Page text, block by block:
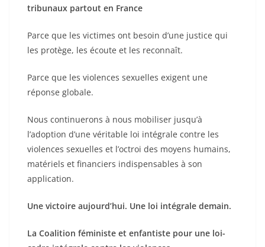
tribunaux partout en France
Parce que les victimes ont besoin d’une justice qui
les protège, les écoute et les reconnaît.
Parce que les violences sexuelles exigent une
réponse globale.
Nous continuerons à nous mobiliser jusqu’à
l’adoption d’une véritable loi intégrale contre les
violences sexuelles et l’octroi des moyens humains,
matériels et financiers indispensables à son
application.
Une victoire aujourd’hui. Une loi intégrale demain.
La Coalition féministe et enfantiste pour une loi-